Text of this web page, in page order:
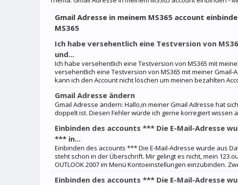
Gmail Adresse in meinem MS365 account
MS365
Ich habe versehentlich eine Testversion von
und...
Ich habe versehentlich eine Testversion von MS365 mit
versehentlich eine Testversion von MS365 mit meiner
kann ich den Account nicht löschen um meinen bezahlten
Gmail Adresse ändern
Gmail Adresse ändern: Hallo,in meiner Gmail Adresse hat
doppelt ist. Diesen Fehler würde ich gerne korregiert wissen
Einbinden des accounts *** Die E-Mail-Adresse
*** in...
Einbinden des accounts *** Die E-Mail-Adresse wurde aus
steht schon in der Überschrift. Mir gelingt es nicht, mein
OUTLOOK 2007 im Menü Kontoeinstellungen einzubinden.
Einbinden des accounts *** Die E-Mail-Adresse